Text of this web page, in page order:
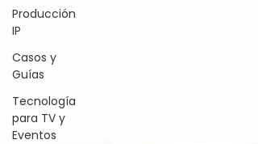
Producción
IP
Casos y
Guías
Tecnología
para TV y
Eventos